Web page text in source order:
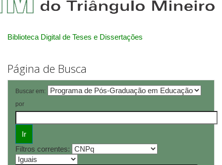
Biblioteca Digital de Teses e Dissertações
Página de Busca
Buscar em:
por
Filtros correntes: